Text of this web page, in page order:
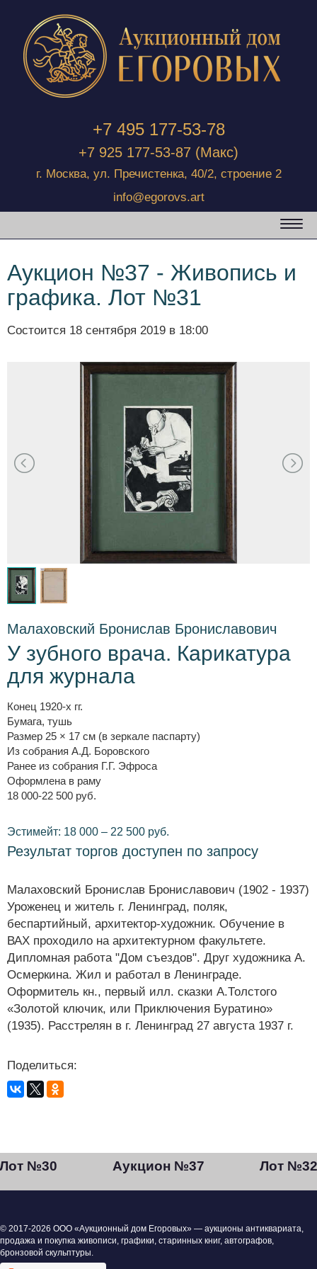
+7 495 177-53-78
+7 925 177-53-87 (Макс)
г. Москва, ул. Пречистенка, 40/2, строение 2
info@egorovs.art
Аукцион №37 - Живопись и
графика. Лот №31
Состоится 18 сентября 2019 в 18:00
Малаховский Бронислав Брониславович
У зубного врача. Карикатура
для журнала
Конец 1920-х гг.
Бумага, тушь
Размер 25 × 17 см (в зеркале паспарту)
Из собрания А.Д. Боровского
Ранее из собрания Г.Г. Эфроса
Оформлена в раму
18 000-22 500 руб.
Эстимейт: 18 000 – 22 500 руб.
Результат торгов доступен по запросу
Малаховский Бронислав Брониславович (1902 - 1937)
Уроженец и житель г. Ленинград, поляк,
беспартийный, архитектор-художник. Обучение в
ВАХ проходило на архитектурном факультете.
Дипломная работа "Дом съездов". Друг художника А.
Осмеркина. Жил и работал в Ленинграде.
Оформитель кн., первый илл. сказки А.Толстого
«Золотой ключик, или Приключения Буратино»
(1935). Расстрелян в г. Ленинград 27 августа 1937 г.
Поделиться:
Лот №30 Аукцион №37 Лот №32
© 2017-2026 ООО «Аукционный дом Егоровых» — аукционы антиквариата,
продажа и покупка живописи, графики, старинных книг, автографов,
бронзовой скульптуры.